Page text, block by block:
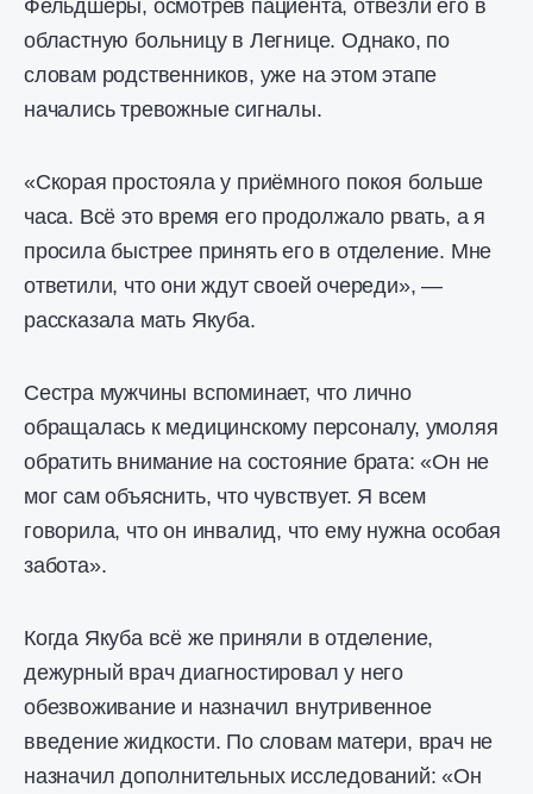
Фельдшеры, осмотрев пациента, отвезли его в
областную больницу в Легнице. Однако, по
словам родственников, уже на этом этапе
начались тревожные сигналы.
«Скорая простояла у приёмного покоя больше
часа. Всё это время его продолжало рвать, а я
просила быстрее принять его в отделение. Мне
ответили, что они ждут своей очереди», —
рассказала мать Якуба.
Сестра мужчины вспоминает, что лично
обращалась к медицинскому персоналу, умоляя
обратить внимание на состояние брата: «Он не
мог сам объяснить, что чувствует. Я всем
говорила, что он инвалид, что ему нужна особая
забота».
Когда Якуба всё же приняли в отделение,
дежурный врач диагностировал у него
обезвоживание и назначил внутривенное
введение жидкости. По словам матери, врач не
назначил дополнительных исследований: «Он